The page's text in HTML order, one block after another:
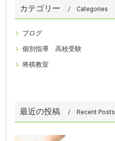
カテゴリー Categories
ブログ
個別指導 高校受験
将棋教室
最近の投稿 Recent Posts